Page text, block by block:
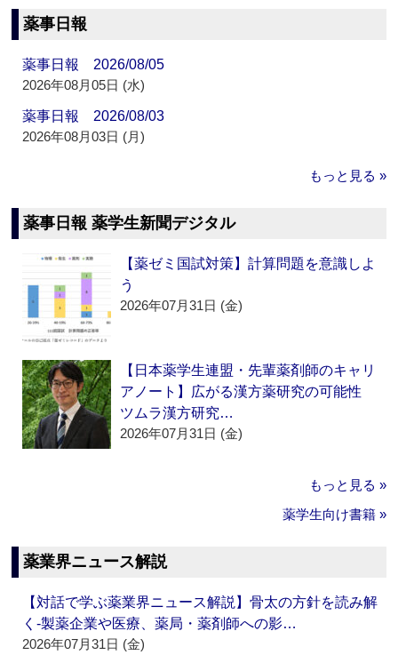
薬事日報
薬事日報 2026/08/05
2026年08月05日 (水)
薬事日報 2026/08/03
2026年08月03日 (月)
もっと見る »
薬事日報 薬学生新聞デジタル
【薬ゼミ国試対策】計算問題を意識しよ
う
2026年07月31日 (金)
【日本薬学生連盟・先輩薬剤師のキャリ
アノート】広がる漢方薬研究の可能性
ツムラ漢方研究…
2026年07月31日 (金)
もっと見る »
薬学生向け書籍 »
薬業界ニュース解説
【対話で学ぶ薬業界ニュース解説】骨太の方針を読み解
く‐製薬企業や医療、薬局・薬剤師への影…
2026年07月31日 (金)